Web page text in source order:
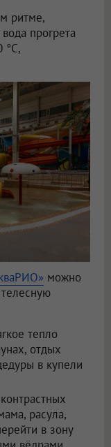
ритме,
прогрета
°C,
можно
тепло
отдых
в купели
расула,
в зону